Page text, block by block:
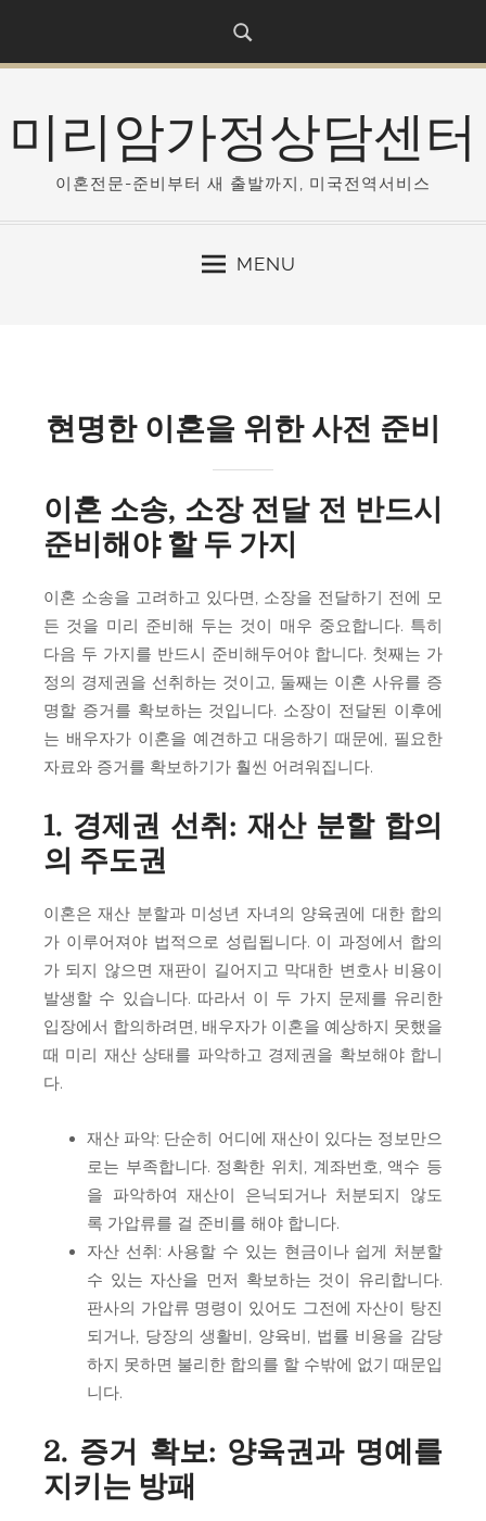
i
미리암가정상담센터
이혼전문-준비부터 새 출발까지, 미국전역서비스
MENU
현명한 이혼을 위한 사전 준비
이혼 소송, 소장 전달 전 반드시
준비해야 할 두 가지
이혼 소송을 고려하고 있다면, 소장을 전달하기 전에 모
든 것을 미리 준비해 두는 것이 매우 중요합니다. 특히
다음 두 가지를 반드시 준비해두어야 합니다. 첫째는 가
정의 경제권을 선취하는 것이고, 둘째는 이혼 사유를 증
명할 증거를 확보하는 것입니다. 소장이 전달된 이후에
는 배우자가 이혼을 예견하고 대응하기 때문에, 필요한
자료와 증거를 확보하기가 훨씬 어려워집니다.
1. 경제권 선취: 재산 분할 합의
의 주도권
이혼은 재산 분할과 미성년 자녀의 양육권에 대한 합의
가 이루어져야 법적으로 성립됩니다. 이 과정에서 합의
가 되지 않으면 재판이 길어지고 막대한 변호사 비용이
발생할 수 있습니다. 따라서 이 두 가지 문제를 유리한
입장에서 합의하려면, 배우자가 이혼을 예상하지 못했을
때 미리 재산 상태를 파악하고 경제권을 확보해야 합니
다.
재산 파악: 단순히 어디에 재산이 있다는 정보만으
로는 부족합니다. 정확한 위치, 계좌번호, 액수 등
을 파악하여 재산이 은닉되거나 처분되지 않도
록 가압류를 걸 준비를 해야 합니다.
자산 선취: 사용할 수 있는 현금이나 쉽게 처분할
수 있는 자산을 먼저 확보하는 것이 유리합니다.
판사의 가압류 명령이 있어도 그전에 자산이 탕진
되거나, 당장의 생활비, 양육비, 법률 비용을 감당
하지 못하면 불리한 합의를 할 수밖에 없기 때문입
니다.
2. 증거 확보: 양육권과 명예를
지키는 방패